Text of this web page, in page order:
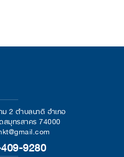
2 ตำบลนาดี อำเภอ
สมุทรสาคร 74000
9280